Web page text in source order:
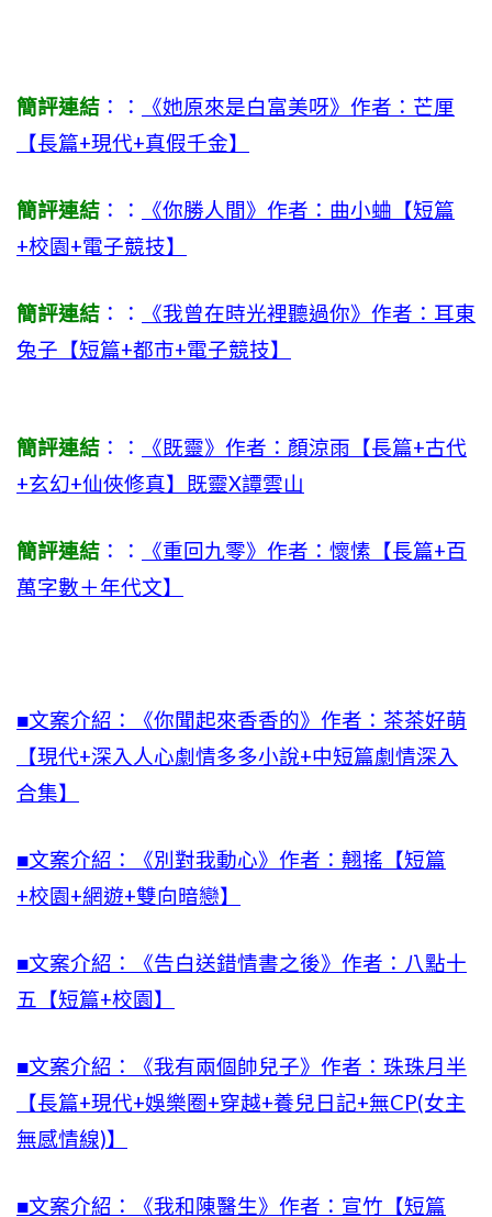
簡評連結 ：：
《她原來是白富美呀》作者：芒厘
【長篇+現代+真假千金】
簡評連結 ：：
《你勝人間》作者：曲小蛐【短篇
+校園+電子競技】
簡評連結 ：：
《我曾在時光裡聽過你》作者：耳東
兔子【短篇+都市+電子競技】
簡評連結 ：：
《既靈》作者：顏涼雨【長篇+古代
+玄幻+仙俠修真】既靈X譚雲山
簡評連結 ：：
《重回九零》作者：懷愫【長篇+百
萬字數＋年代文】
■文案介紹：《你聞起來香香的》作者：茶茶好萌
【現代+深入人心劇情多多小說+中短篇劇情深入
合集】
■文案介紹：《別對我動心》作者：翹搖【短篇
+校園+網遊+雙向暗戀】
■文案介紹：《告白送錯情書之後》作者：八點十
五【短篇+校園】
■文案介紹：《我有兩個帥兒子》作者：珠珠月半
【長篇+現代+娛樂圈+穿越+養兒日記+無CP(女主
無感情線)】
■文案介紹：《我和陳醫生》作者：宣竹【短篇